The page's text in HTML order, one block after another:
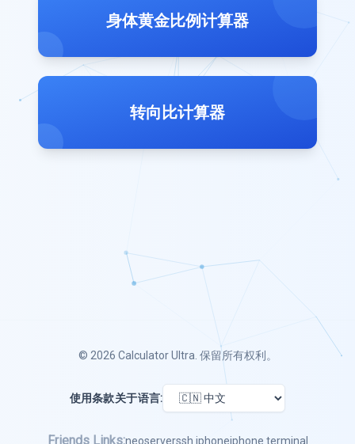
身体黄金比例计算器
转向比计算器
© 2026 Calculator Ultra . 保留所有权利。
使用条款关于语言:
Friends Links:neoserverssh iphoneiphone terminal